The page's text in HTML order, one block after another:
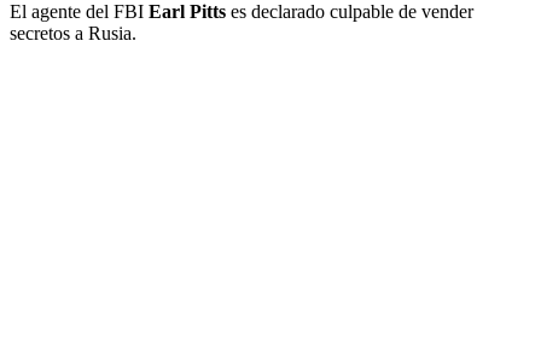
El agente del FBI Earl Pitts es declarado culpable de vender
secretos a Rusia.